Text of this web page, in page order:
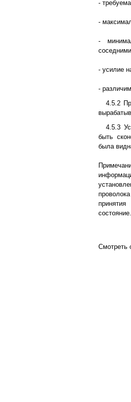
-
-
-
- усилие
-
4.5.2
4.5.3
быть
была
состояние.
Смотреть